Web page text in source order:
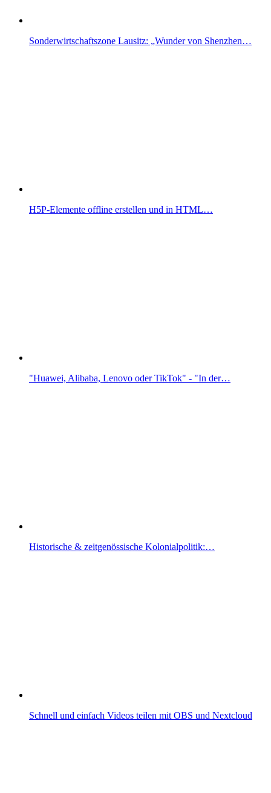
Sonderwirtschaftszone Lausitz: „Wunder von Shenzhen…
H5P-Elemente offline erstellen und in HTML…
"Huawei, Alibaba, Lenovo oder TikTok" - "In der…
Historische & zeitgenössische Kolonialpolitik:…
Schnell und einfach Videos teilen mit OBS und Nextcloud